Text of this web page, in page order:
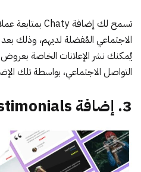
تسمح لك إضافة Chaty
بمتابعة
الاجتماعي المُفضلة لديهم، وذلك
يُمكنك نشر الإعلانات الخاصة
التواصل الاجتماعي، بواسطة تلك
3. إضافة Stars Testimonials